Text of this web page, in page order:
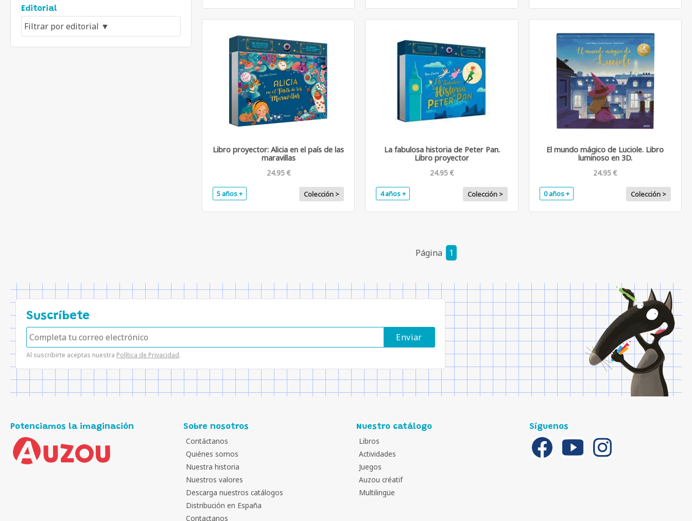
Editorial
Libro proyector: Alicia en el país de las
maravillas
24.95 €
5 años + Colección >
La fabulosa historia de Peter Pan.
Libro proyector
24.95 €
4 años + Colección >
El mundo mágico de Luciole. Libro
luminoso en 3D.
24.95 €
0 años + Colección >
Página 1
Suscríbete
Al suscribirte aceptas nuestra Política de Privacidad.
Potenciamos la imaginación Sobre nosotros
Contáctanos
Quiénes somos
Nuestra historia
Nuestros valores
Descarga nuestros catálogos
Distribución en España
Contactanos
Nuestro catálogo
Libros
Actividades
Juegos
Auzou créatif
Multilingüe
Síguenos